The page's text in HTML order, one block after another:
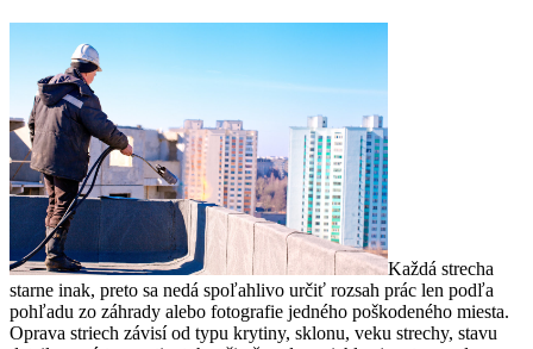
Každá strecha
starne inak, preto sa nedá spoľahlivo určiť rozsah prác len podľa
pohľadu zo záhrady alebo fotografie jedného poškodeného miesta.
Oprava striech závisí od typu krytiny, sklonu, veku strechy, stavu